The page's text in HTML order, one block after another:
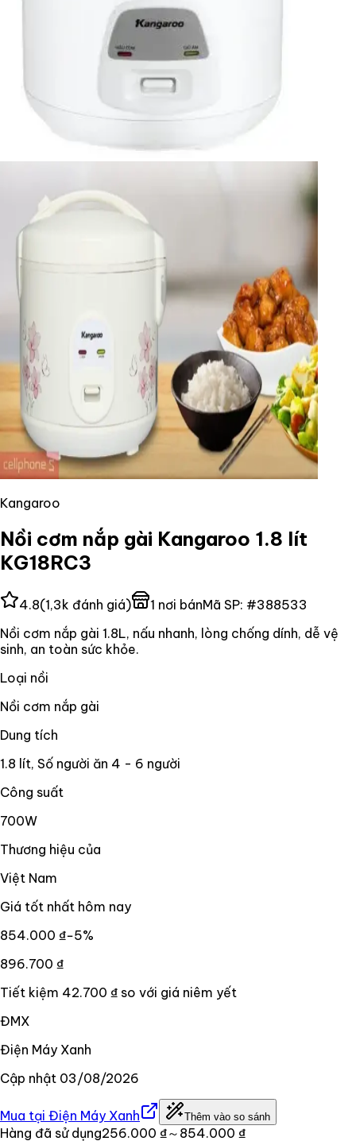
Kangaroo
Nồi cơm nắp gài Kangaroo 1.8 lít
KG18RC3
4.8(1,3k đánh giá) 1 nơi bánMã SP: #388533
Nồi cơm nắp gài 1.8L, nấu nhanh, lòng chống dính, dễ vệ
sinh, an toàn sức khỏe.
Loại nồi
Nồi cơm nắp gài
Dung tích
1.8 lít, Số người ăn 4 - 6 người
Công suất
700W
Thương hiệu của
Việt Nam
Giá tốt nhất hôm nay
854.000 ₫−5%
896.700 ₫
Tiết kiệm 42.700 ₫ so với giá niêm yết
ĐMX
Điện Máy Xanh
Cập nhật 03/08/2026
Mua tại Điện Máy Xanh Thêm vào so sánh
Hàng đã sử dụng256.000 ₫～854.000 ₫